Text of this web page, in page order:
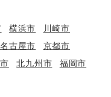
横浜市
川崎市
名古屋市
京都市
北九州市
福岡市